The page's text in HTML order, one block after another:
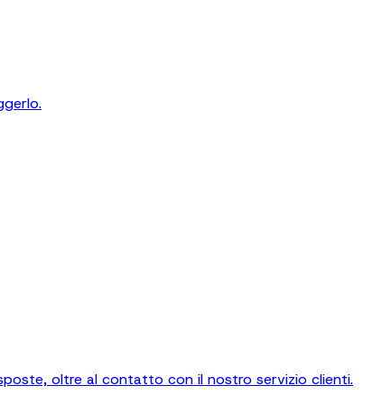
oltre al contatto con il nostro servizio clienti.